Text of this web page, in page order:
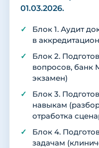
01.03.2026.
Блок 1. Аудит
в
Блок 2.
вопросов, банк
экзамен)
Блок 3.
навыкам
отработка
Блок 4.
задачам